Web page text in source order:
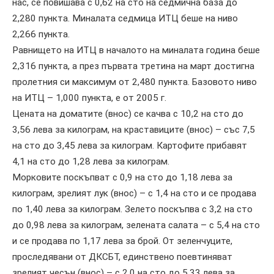
нас, се повишава с 0,62 на сто на седмична база до
2,280 пункта. Миналата седмица ИТЦ беше на ниво
2,266 пункта.
Равнището на ИТЦ в началото на миналата година беше
2,316 пункта, а през първата третина на март достигна
пролетния си максимум от 2,480 пункта. Базовото ниво
на ИТЦ – 1,000 пункта, е от 2005 г.
Цената на доматите (внос) се качва с 10,2 на сто до
3,56 лева за килограм, на краставиците (внос) – със 7,5
на сто до 3,45 лева за килограм. Картофите прибавят
4,1 на сто до 1,28 лева за килограм.
Морковите поскъпват с 0,9 на сто до 1,18 лева за
килограм, зрелият лук (внос) – с 1,4 на сто и се продава
по 1,40 лева за килограм. Зелето поскъпва с 3,2 на сто
до 0,98 лева за килограм, зелената салата – с 5,4 на сто
и се продава по 1,17 лева за брой. От зеленчуците,
проследявани от ДКСБТ, единствено поевтиняват